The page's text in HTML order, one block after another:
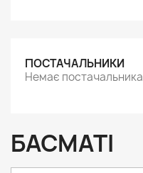
ПОСТАЧАЛЬНИКИ
Немає постачальника
БАСМАТІ